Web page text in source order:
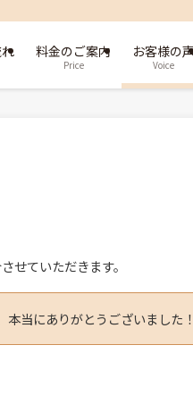
料金のご案内
Price
お客様の声
Voice
せていただきます。
本当にありがとうございました！